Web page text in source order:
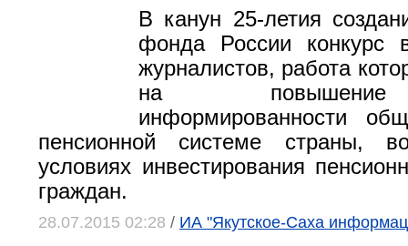
В канун 25-летия
фонда России конкурс
журналистов, работа
на
информированности
пенсионной системе страны,
условиях инвестирования
граждан.
28.07.2015 02:28 / ИА "Якутское-Саха